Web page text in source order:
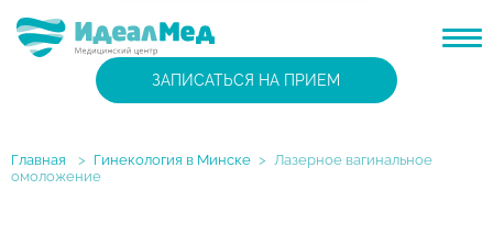
ЗАПИСАТЬСЯ НА ПРИЕМ
Главная > Гинекология в Минске > Лазерное вагинальное
омоложение